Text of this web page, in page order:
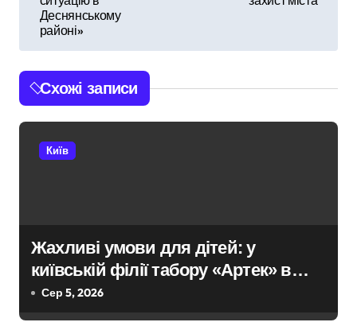
г
а
ц
а
п
и
Деснянському
районі»
Схожі записи
Київ
Жахливі умови для дітей: у
київській філії табору «Артек» в
Пущі-Водиці виявили бруд,
Сер 5, 2026